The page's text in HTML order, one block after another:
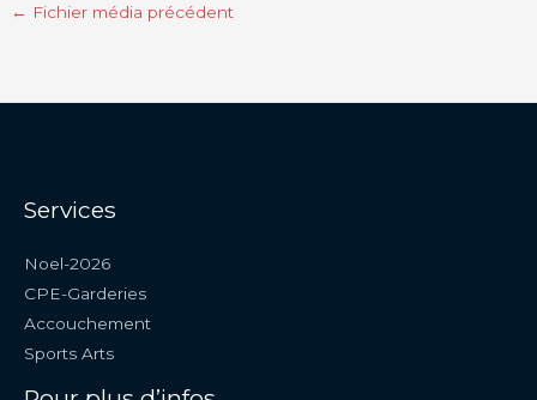
← Fichier média précédent
Services
Noel-2026
CPE-Garderies
Accouchement
Sports Arts